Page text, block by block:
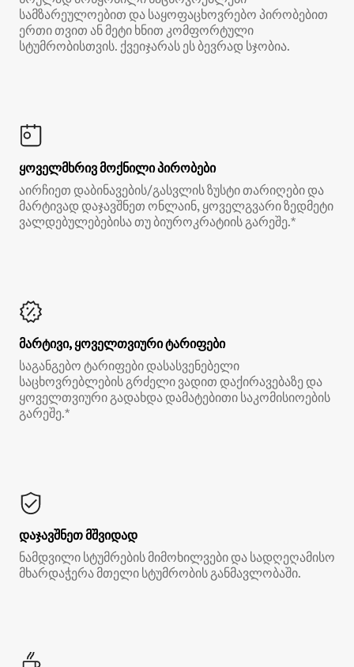
სამზარეულოებით და საყოფაცხოვრებო პირობებით
ერთი თვით ან მეტი ხნით კომფორტული
სტუმრობისთვის. ქვეიჯარას ეს ბევრად სჯობია.
ყოველმხრივ მოქნილი პირობები
აირჩიეთ დაბინავების/გასვლის ზუსტი თარიღები და
მარტივად დაჯავშნეთ ონლაინ, ყოველგვარი ზედმეტი
ვალდებულებებისა თუ ბიუროკრატიის გარეშე.*
მარტივი, ყოველთვიური ტარიფები
საგანგებო ტარიფები დასასვენებელი
საცხოვრებლების გრძელი ვადით დაქირავებაზე და
ყოველთვიური გადახდა დამატებითი საკომისიოების
გარეშე.*
დაჯავშნეთ მშვიდად
ნამდვილი სტუმრების მიმოხილვები და სადღეღამისო
მხარდაჭერა მთელი სტუმრობის განმავლობაში.